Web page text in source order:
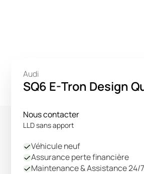
Audi
SQ6 E-Tron Design
Nous contacter
LLD sans apport
Véhicule neuf
Assurance perte financière
Maintenance & Assistance 24/7